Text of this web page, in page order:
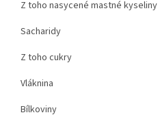
Z toho nasycené mastné kyseliny
Sacharidy
Z toho cukry
Vláknina
Bílkoviny